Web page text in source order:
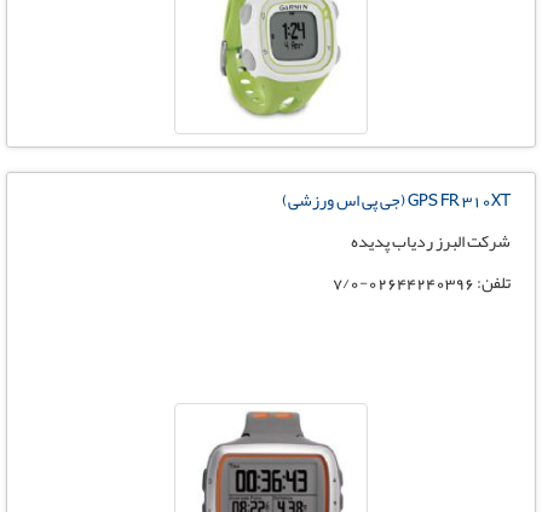
GPS FR 310XT (جی پی اس ورزشی)
شرکت البرز ردیاب پدیده
تلفن: 02644240396-7/0